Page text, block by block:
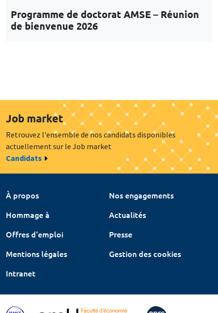
Programme de doctorat AMSE – Réunion
de bienvenue 2026
Job market
Retrouvez l'ensemble de nos candidats disponibles
actuellement sur le Job market
Candidats
À propos
Nos engagements
Hommage à
Actualités
Offres d'emploi
Presse
Mentions légales
Gestion des cookies
Intranet